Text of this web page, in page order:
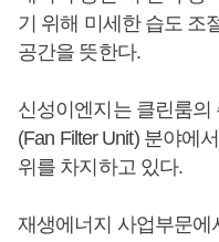
기 위해 미세한 습도 조
공간을 뜻한다.
신성이엔지는 클린룸의
(Fan Filter Unit) 분야에
위를 차지하고 있다.
재생에너지 사업부문에